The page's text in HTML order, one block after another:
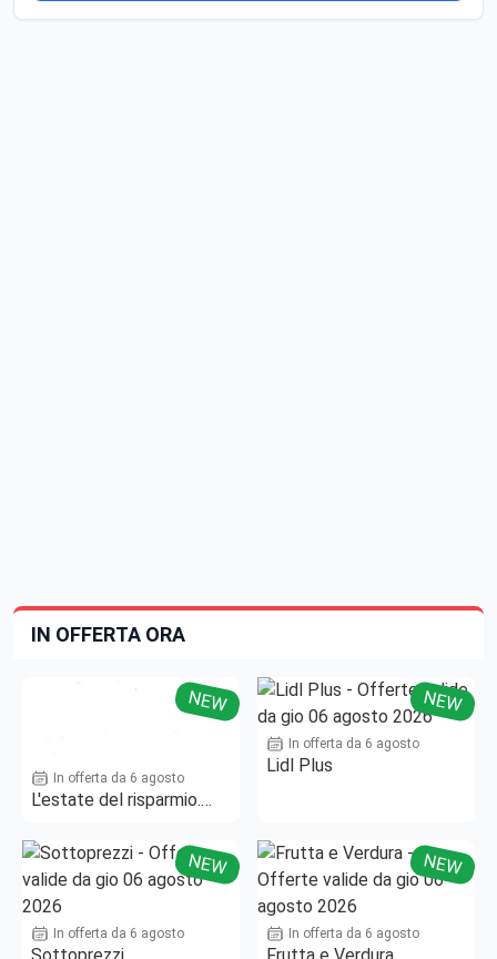
IN OFFERTA ORA
NEW
In offerta da 6 agosto
L'estate del risparmio.
NEW
In offerta da 6 agosto
Lidl Plus
NEW
In offerta da 6 agosto
NEW
In offerta da 6 agosto